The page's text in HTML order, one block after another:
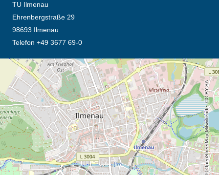
TU Ilmenau
Ehrenbergstraße 29
98693 Ilmenau
Telefon +49 3677 69-0
Öffnet die Anfahrtsbeschreibung in neuem Tab (Karte)
© OpenStreetMap-Mitwirkende, CC BY-SA